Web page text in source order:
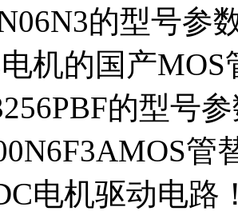
的型号参
机的国产MOS
的型号
管
电机驱动电路